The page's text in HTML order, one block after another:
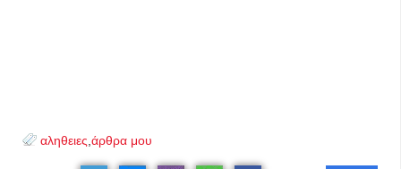
αληθειες άρθρα μου